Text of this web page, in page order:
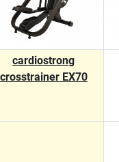
cardiostrong
crosstrainer EX70